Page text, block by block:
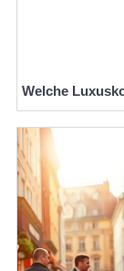
Welche